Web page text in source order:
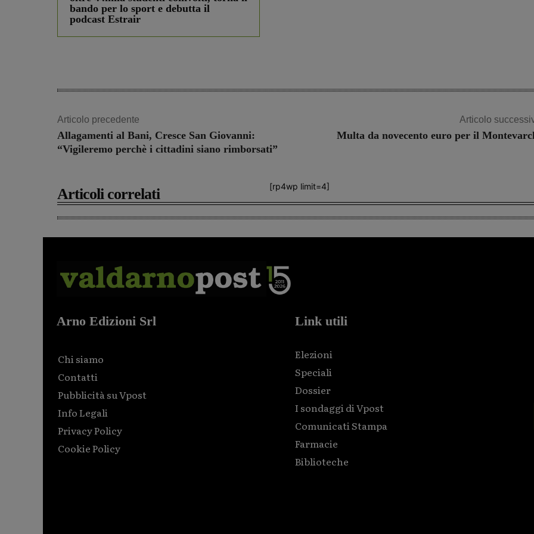
bando per lo sport e debutta il
podcast Estrair
Articolo precedente
Allagamenti al Bani, Cresce San Giovanni:
“Vigileremo perchè i cittadini siano rimborsati”
Articolo
Multa da novecento euro per il
[rp4wp limit=4]
Articoli correlati
Arno Edizioni Srl
Chi siamo
Contatti
Pubblicità su Vpost
Info Legali
Privacy Policy
Cookie Policy
Link utili
Elezioni
Speciali
Dossier
I sondaggi di Vpost
Comunicati Stampa
Farmacie
Biblioteche